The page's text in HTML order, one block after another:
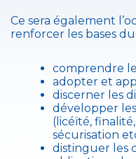
Ce sera également
renforcer les bases du
comprendre
adopter et
discerner les
développer
(licéïté, finalité,
sécurisation
distinguer les